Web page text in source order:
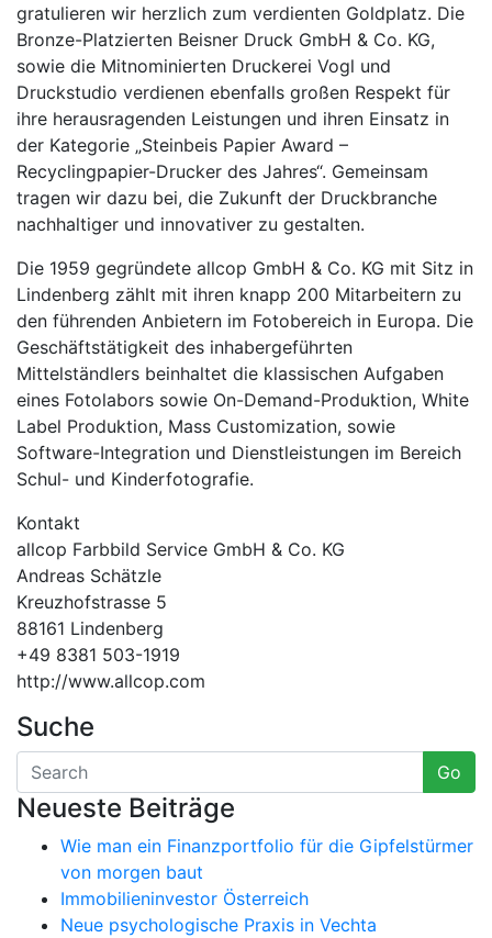
gratulieren wir herzlich zum verdienten Goldplatz. Die
Bronze-Platzierten Beisner Druck GmbH & Co. KG,
sowie die Mitnominierten Druckerei Vogl und
Druckstudio verdienen ebenfalls großen Respekt für
ihre herausragenden Leistungen und ihren Einsatz in
der Kategorie „Steinbeis Papier Award –
Recyclingpapier-Drucker des Jahres“. Gemeinsam
tragen wir dazu bei, die Zukunft der Druckbranche
nachhaltiger und innovativer zu gestalten.
Die 1959 gegründete allcop GmbH & Co. KG mit Sitz in
Lindenberg zählt mit ihren knapp 200 Mitarbeitern zu
den führenden Anbietern im Fotobereich in Europa. Die
Geschäftstätigkeit des inhabergeführten
Mittelständlers beinhaltet die klassischen Aufgaben
eines Fotolabors sowie On-Demand-Produktion, White
Label Produktion, Mass Customization, sowie
Software-Integration und Dienstleistungen im Bereich
Schul- und Kinderfotografie.
Kontakt
allcop Farbbild Service GmbH & Co. KG
Andreas Schätzle
Kreuzhofstrasse 5
88161 Lindenberg
+49 8381 503-1919
http://www.allcop.com
Suche
Go
Neueste Beiträge
Wie man ein Finanzportfolio für die Gipfelstürmer
von morgen baut
Immobilieninvestor Österreich
Neue psychologische Praxis in Vechta